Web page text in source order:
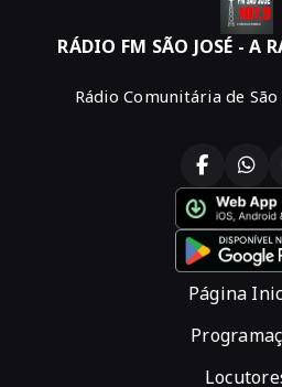
RÁDIO FM SÃO JOSÉ - A
Rádio Comunitária de São
Página